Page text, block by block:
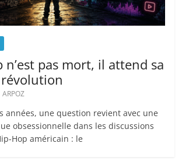
n’est pas mort, il attend sa
ARPOZ
années, une question revient avec une
obsessionnelle dans les discussions
Hop américain : le